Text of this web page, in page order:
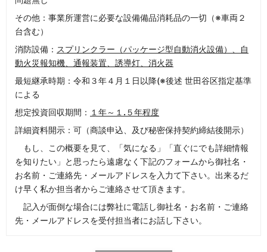
その他：事業所運営に必要な設備備品消耗品の一切（※車両２
台含む）
消防設備： スプリンクラー（パッケージ型自動消火設備）、自
動火災報知機、通報装置、誘導灯、消火器
最短継承時期：令和３年４月１日以降(※後述 世田谷区指定基準
による
想定投資回収期間： １年～１ . ５年程度
詳細資料開示：可（商談申込、及び秘密保持契約締結後開示）
もし、この概要を見て、「気になる」「直ぐにでも詳細情報
を知りたい」と思ったら遠慮なく下記のフォームから御社名・
お名前・ご連絡先・メールアドレスを入力て下さい。出来るだ
け早く私か担当者からご連絡させて頂きます。
記入が面倒な場合には弊社に電話し御社名・お名前・ご連絡
先・メールアドレスを受付担当者にお話し下さい。